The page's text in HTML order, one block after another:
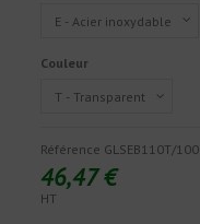
Couleur
Référence GLSEB110T/100
46,47 €
HT